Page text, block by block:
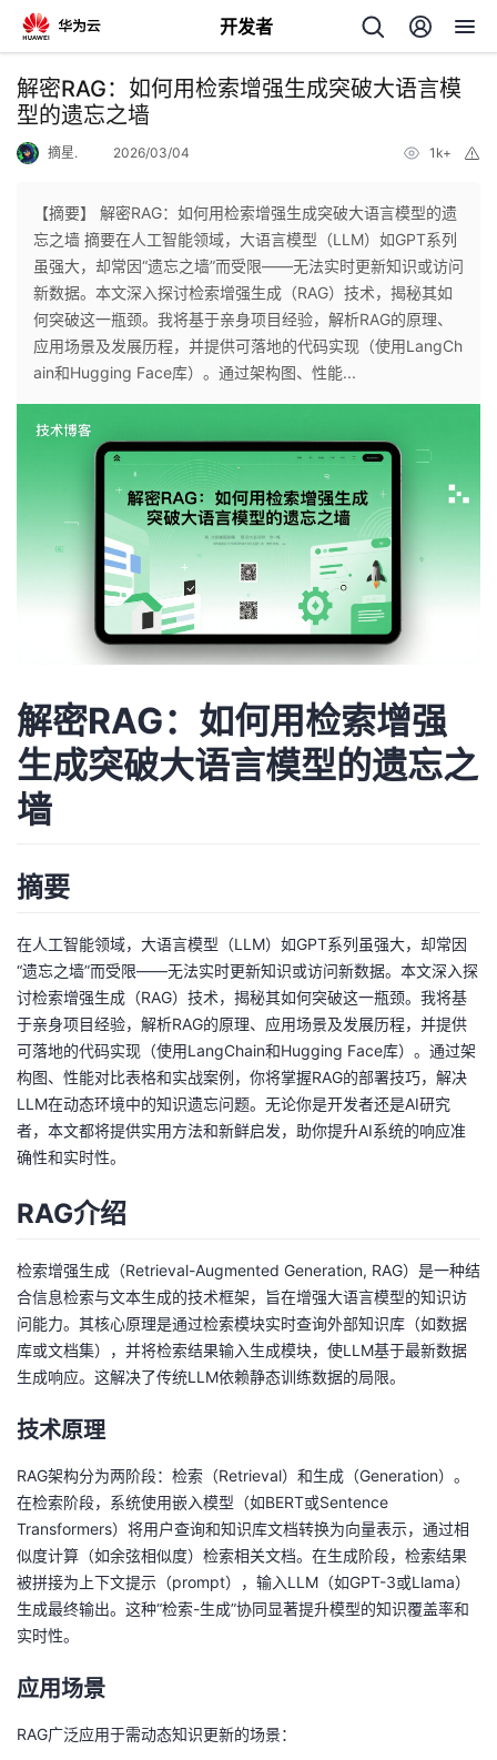
开发者
返
回
个
人
主
页
我
的
开
客
论
坛
的
圈
我
的
我
动
关
注
的
开
发
者
我
的
我
证
实
验
的
收
藏
我
的
Programs
我
的
支
的
技
持
我
的
建
议
解密RAG：如何用检索增强生成突破大语言模
型的遗忘之墙
摘星. 2026/03/04 1k+
【摘要】 解密RAG：如何用检索增强生成突破大语言模型的遗
忘之墙 摘要在人工智能领域，大语言模型（LLM）如GPT系列
虽强大，却常因“遗忘之墙”而受限——无法实时更新知识或访问
新数据。本文深入探讨检索增强生成（RAG）技术，揭秘其如
何突破这一瓶颈。我将基于亲身项目经验，解析RAG的原理、
应用场景及发展历程，并提供可落地的代码实现（使用LangCh
ain和Hugging Face库）。通过架构图、性能...
解密RAG：如何用检索增强
生成突破大语言模型的遗忘之
墙
摘要
在人工智能领域，大语言模型（LLM）如GPT系列虽强大，却常因
“遗忘之墙”而受限——无法实时更新知识或访问新数据。本文深入探
讨检索增强生成（RAG）技术，揭秘其如何突破这一瓶颈。我将基
于亲身项目经验，解析RAG的原理、应用场景及发展历程，并提供
可落地的代码实现（使用LangChain和Hugging Face库）。通过架
构图、性能对比表格和实战案例，你将掌握RAG的部署技巧，解决
LLM在动态环境中的知识遗忘问题。无论你是开发者还是AI研究
者，本文都将提供实用方法和新鲜启发，助你提升AI系统的响应准
确性和实时性。
RAG介绍
检索增强生成（Retrieval-Augmented Generation, RAG）是一种结
合信息检索与文本生成的技术框架，旨在增强大语言模型的知识访
问能力。其核心原理是通过检索模块实时查询外部知识库（如数据
库或文档集），并将检索结果输入生成模块，使LLM基于最新数据
生成响应。这解决了传统LLM依赖静态训练数据的局限。
技术原理
RAG架构分为两阶段：检索（Retrieval）和生成（Generation）。
在检索阶段，系统使用嵌入模型（如BERT或Sentence
Transformers）将用户查询和知识库文档转换为向量表示，通过相
似度计算（如余弦相似度）检索相关文档。在生成阶段，检索结果
被拼接为上下文提示（prompt），输入LLM（如GPT-3或Llama）
生成最终输出。这种“检索-生成”协同显著提升模型的知识覆盖率和
实时性。
应用场景
RAG广泛应用于需动态知识更新的场景：